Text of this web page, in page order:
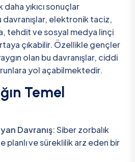
yıkıcı sonuçlar
elektronik taciz,
tehdit ve sosyal medya linçi
çıkabilir. Özellikle gençler
olan bu davranışlar, ciddi
yol açabilmektedir.
Temel
Davranış: Siber zorbalık
planlı ve süreklilik arz eden bir